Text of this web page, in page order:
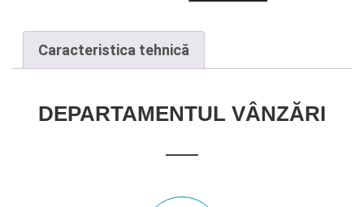
Caracteristica tehnică
DEPARTAMENTUL VÂNZĂRI